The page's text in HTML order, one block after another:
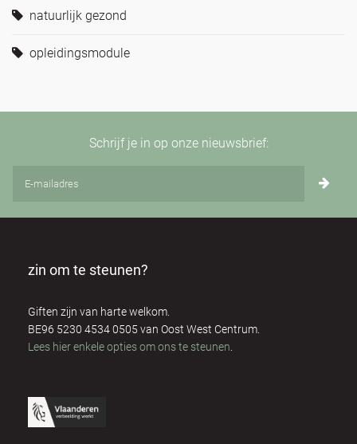
natuurlijk gezond
opleidingsmodule
Schrijf je in op onze nieuwsbrief:
zin om te steunen?
Giften zijn van harte welkom.
BE96 5230 4534 0505 van Oost West Centrum.
Lees hier enkele opties om ons te steunen